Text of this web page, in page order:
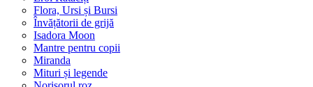
Flora, Ursi și Bursi
Învățătorii de grijă
Isadora Moon
Mantre pentru copii
Miranda
Mituri și legende